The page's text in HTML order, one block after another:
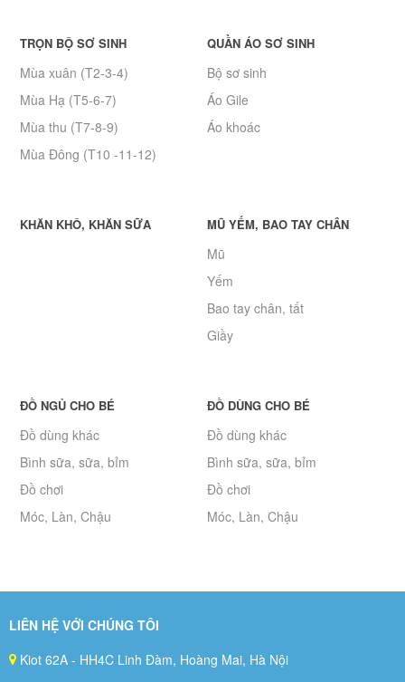
TRỌN BỘ SƠ SINH
Mùa xuân (T2-3-4)
Mùa Hạ (T5-6-7)
Mùa thu (T7-8-9)
Mùa Đông (T10 -11-12)
QUẦN ÁO SƠ SINH
Bộ sơ sinh
Áo Gile
Áo khoác
KHĂN KHÔ, KHĂN SỮA MŨ YẾM, BAO TAY CHÂN
Mũ
Yếm
Bao tay chân, tất
Giầy
ĐỒ NGỦ CHO BÉ
Đồ dùng khác
Bình sữa, sữa, bỉm
Đồ chơi
Móc, Làn, Chậu
ĐỒ DÙNG CHO BÉ
Đồ dùng khác
Bình sữa, sữa, bỉm
Đồ chơi
Móc, Làn, Chậu
LIÊN HỆ VỚI CHÚNG TÔI
Kiot 62A - HH4C Linh Đàm, Hoàng Mai, Hà Nội